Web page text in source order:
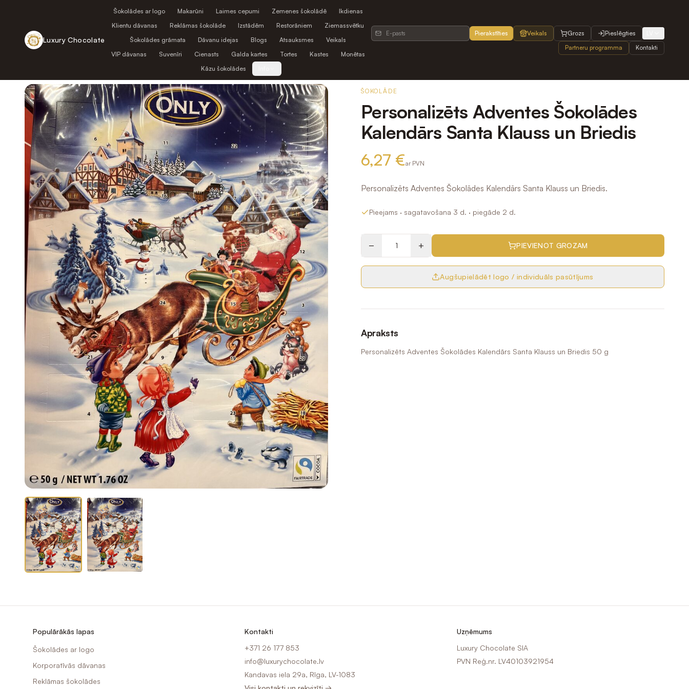
Luxury Chocolate
Šokolādes ar logo Makarūni Laimes cepumi Zemenes šokolādē
Ikdienas
Klientu dāvanas
Reklāmas šokolāde Izstādēm Restorāniem
Ziemassvētku
Šokolādes grāmata
Dāvanu idejas Blogs Atsauksmes
Veikals
VIP dāvanas
Suvenīri Cienasts Galda kartes Tortes Kastes
Monētas
Kāzu šokolādes
Pierakstīties Veikals Grozs Pieslēgties
Partneru programma Kontakti
ŠOKOLĀDE
Personalizēts Adventes Šokolādes
Kalendārs Santa Klauss un Briedis
6,27 €ar PVN
Personalizēts Adventes Šokolādes Kalendārs Santa Klauss un Briedis.
Pieejams · sagatavošana 3 d. · piegāde 2 d.
− + PIEVIENOT GROZAM
Augšupielādēt logo / individuāls pasūtījums
Apraksts
Personalizēts Adventes Šokolādes Kalendārs Santa Klauss un Briedis 50 g
Populārākās lapas
Šokolādes ar logo
Korporatīvās dāvanas
Reklāmas šokolādes
Kontakti
+371 26 177 853
info@luxurychocolate.lv
Kandavas iela 29a, Rīga, LV-1083
Uzņēmums
Luxury Chocolate SIA
PVN Reģ.nr. LV40103921954